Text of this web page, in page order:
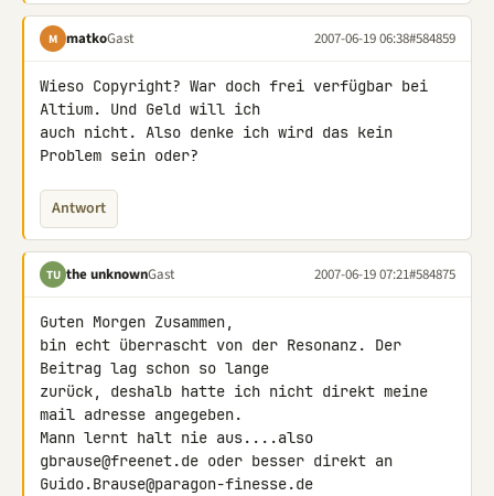
M matkoGast 2007-06-19 06:38#584859
Wieso Copyright? War doch frei verfügbar bei
Altium. Und Geld will ich
auch nicht. Also denke ich wird das kein
Problem sein oder?
Antwort
TU the unknownGast 2007-06-19 07:21#584875
Guten Morgen Zusammen,
bin echt überrascht von der Resonanz. Der
Beitrag lag schon so lange
zurück, deshalb hatte ich nicht direkt meine
mail adresse angegeben.
Mann lernt halt nie aus....also
gbrause@freenet.de oder besser direkt an
Guido.Brause@paragon-finesse.de